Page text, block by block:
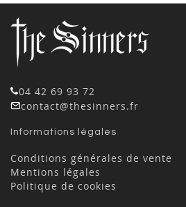
04 42 69 93 72
contact@thesinners.fr
Informations légales
Conditions générales de vente
Mentions légales
Politique de cookies